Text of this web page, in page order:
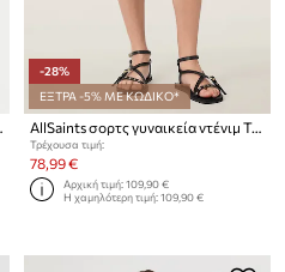
-28%
ΕΞΤΡΑ -5% ΜΕ ΚΩΔΙΚΟ*
AllSaints σορτς γυναικεία ντένιμ TAY
Τρέχουσα τιμή:
78,99 €
Αρχική τιμή:109,90 €
Η χαμηλότερη τιμή:109,90 €